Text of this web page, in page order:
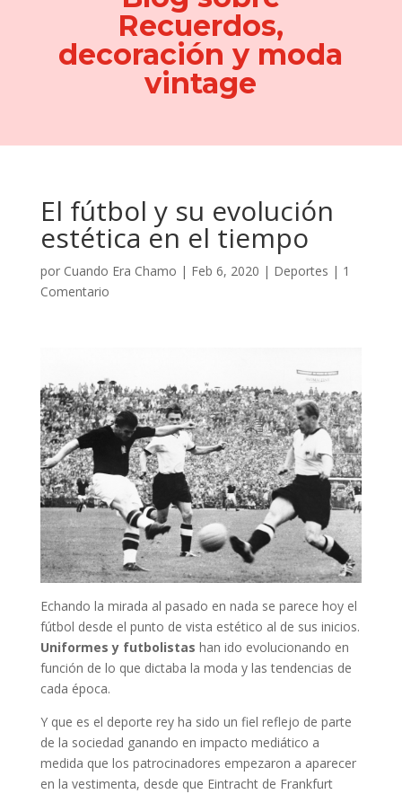
Recuerdos,
decoración y moda
vintage
El fútbol y su evolución
estética en el tiempo
por Cuando Era Chamo | Feb 6, 2020 | Deportes | 1
Comentario
Echando la mirada al pasado en nada se parece hoy el
fútbol desde el punto de vista estético al de sus inicios.
Uniformes y futbolistas han ido evolucionando en
función de lo que dictaba la moda y las tendencias de
cada época.
Y que es el deporte rey ha sido un fiel reflejo de parte
de la sociedad ganando en impacto mediático a
medida que los patrocinadores empezaron a aparecer
en la vestimenta, desde que Eintracht de Frankfurt